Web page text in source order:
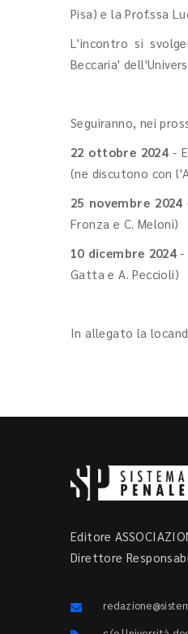
Pisa) e la Prof.ssa
L'incontro si
Beccaria'
Seguiranno, nei
22 ottobre 2024-
(ne discutono con
25 novembre 2024
Fronza e C. Meloni)
10 dicembre 2024 -
Gatta e A. Peccioli)
In allegato la
Editore
Direttore